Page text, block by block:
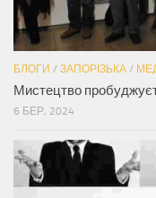
БЛОГИ / ЗАПОРІЗЬКА /
Мистецтво
6 БЕР, 2024